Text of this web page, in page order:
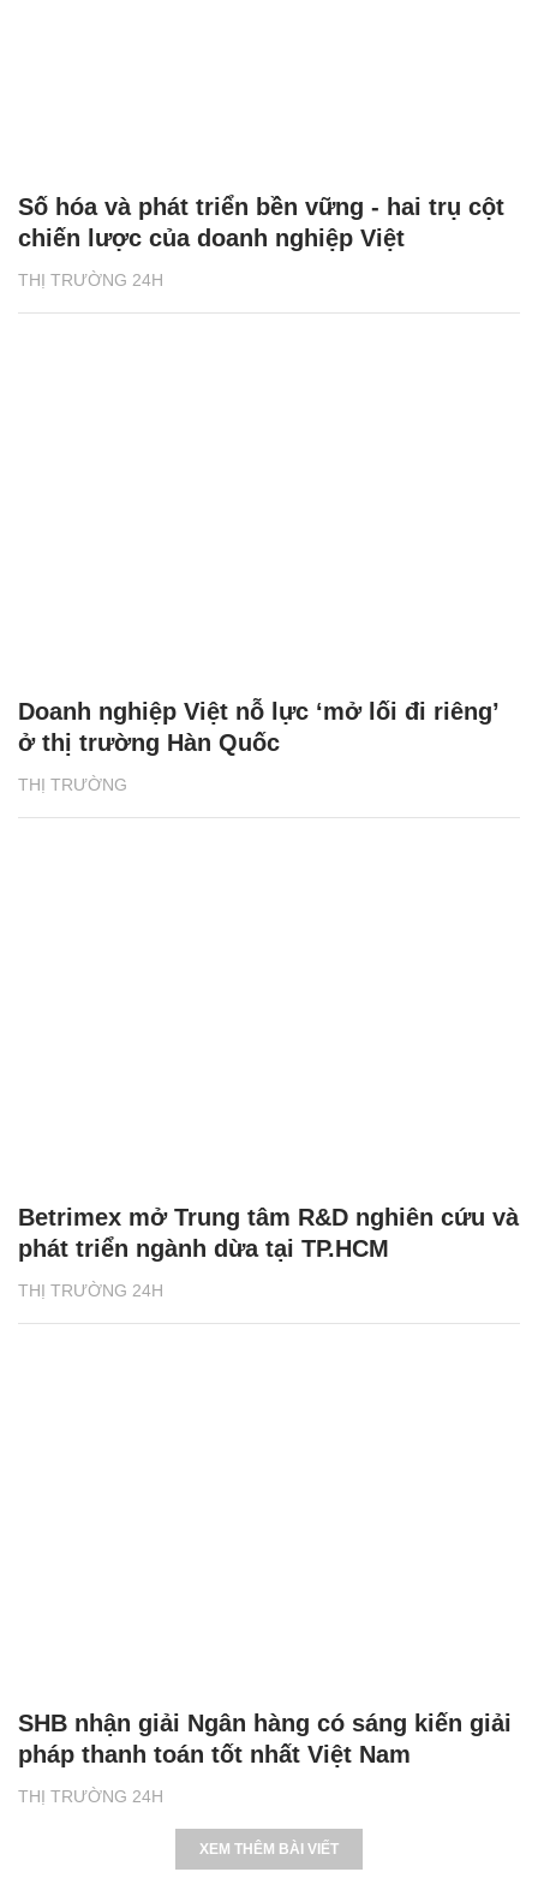
THỊ TRƯỜNG 24H
Số hóa và phát triển bền vững - hai trụ cột
chiến lược của doanh nghiệp Việt
THỊ TRƯỜNG
Doanh nghiệp Việt nỗ lực ‘mở lối đi riêng’
ở thị trường Hàn Quốc
THỊ TRƯỜNG 24H
Betrimex mở Trung tâm R&D nghiên cứu và
phát triển ngành dừa tại TP.HCM
THỊ TRƯỜNG 24H
SHB nhận giải Ngân hàng có sáng kiến giải
pháp thanh toán tốt nhất Việt Nam
XEM THÊM BÀI VIẾT